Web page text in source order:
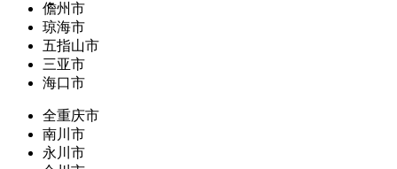
儋州市
琼海市
五指山市
三亚市
海口市
全重庆市
南川市
永川市